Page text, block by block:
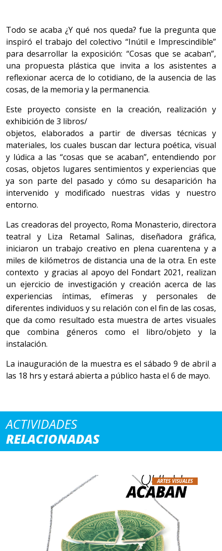
Todo se acaba ¿Y qué nos queda? fue la pregunta que
inspiró el trabajo del colectivo “Inútil e Imprescindible”
para desarrollar la exposición: “Cosas que se acaban”,
una propuesta plástica que invita a los asistentes a
reflexionar acerca de lo cotidiano, de la ausencia de las
cosas, de la memoria y la permanencia.
Este proyecto consiste en la creación, realización y
exhibición de 3 libros/
objetos, elaborados a partir de diversas técnicas y
materiales, los cuales buscan dar lectura poética, visual
y lúdica a las “cosas que se acaban”, entendiendo por
cosas, objetos lugares sentimientos y experiencias que
ya son parte del pasado y cómo su desaparición ha
intervenido y modificado nuestras vidas y nuestro
entorno.
Las creadoras del proyecto, Roma Monasterio, directora
teatral y Liza Retamal Salinas, diseñadora gráfica,
iniciaron un trabajo creativo en plena cuarentena y a
miles de kilómetros de distancia una de la otra. En este
contexto y gracias al apoyo del Fondart 2021, realizan
un ejercicio de investigación y creación acerca de las
experiencias íntimas, efímeras y personales de
diferentes individuos y su relación con el fin de las cosas,
que da como resultado esta muestra de artes visuales
que combina géneros como el libro/objeto y la
instalación.
La inauguración de la muestra es el sábado 9 de abril a
las 18 hrs y estará abierta a público hasta el 6 de mayo.
ACTIVIDADES
RELACIONADAS
ARTES VISUALES